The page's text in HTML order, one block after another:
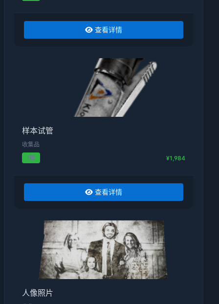
查看详情
样本试管
收集品
1级
¥1,984
查看详情
人像照片